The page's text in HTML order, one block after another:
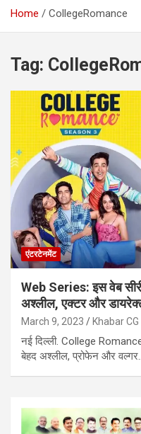
Home CollegeRomance
Tag:
एंटरटेनमेंट
Web Series: इस वेब
अश्लील, एक्टर और
March 9, 2023 Khabar
नई दिल्ली. College
बेहद अश्लील, प्रोफेन और